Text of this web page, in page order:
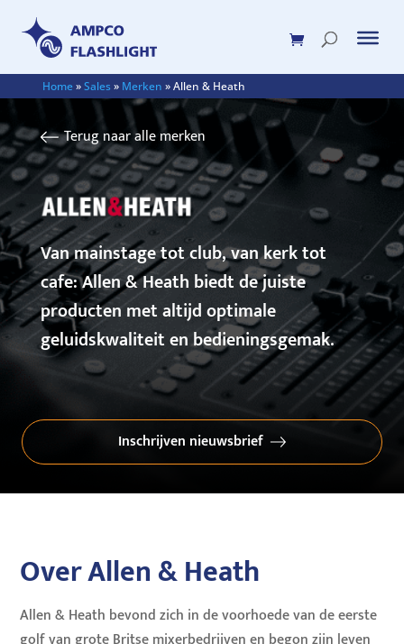
Home»Sales» Merken »Allen & Heath
Terug naar alle merken
Van mainstage tot club, van kerk tot
cafe: Allen & Heath biedt de juiste
producten met altijd optimale
geluidskwaliteit en bedieningsgemak.
Inschrijven nieuwsbrief
Over Allen & Heath
Allen & Heath bevond zich in de voorhoede van de eerste